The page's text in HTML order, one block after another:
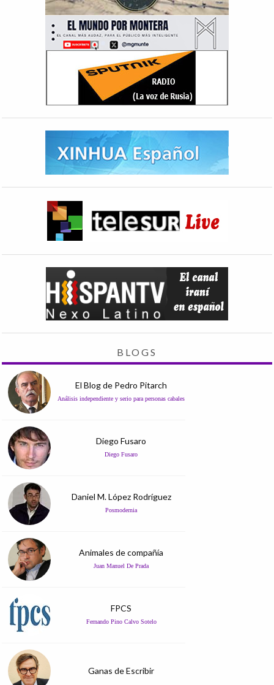
BLOGS
El Blog de Pedro Pitarch
Análisis independiente y serio para personas cabales
Diego Fusaro
Diego Fusaro
Daniel M. López Rodríguez
Posmodernia
Animales de compañía
Juan Manuel De Prada
FPCS
Fernando Pino Calvo Sotelo
Ganas de Escribir